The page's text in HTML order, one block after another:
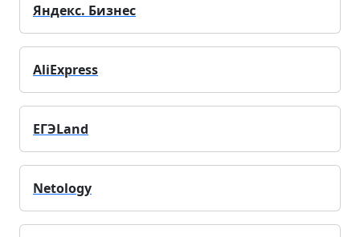
Яндекс. Бизнес
AliExpress
ЕГЭLand
Netology